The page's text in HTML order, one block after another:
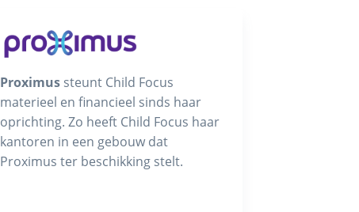
Proximussteunt Child Focus
materieel en financieel sinds haar
oprichting. Zo heeft Child Focus haar
kantoren in een gebouw dat
Proximus ter beschikking stelt.